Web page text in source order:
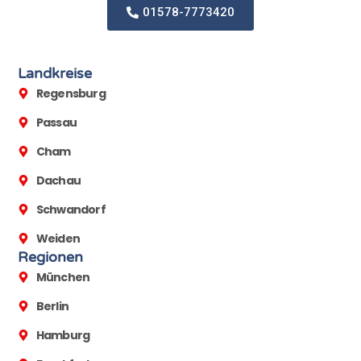
01578-7773420
Landkreise
Regensburg
Passau
Cham
Dachau
Schwandorf
Weiden
Regionen
München
Berlin
Hamburg